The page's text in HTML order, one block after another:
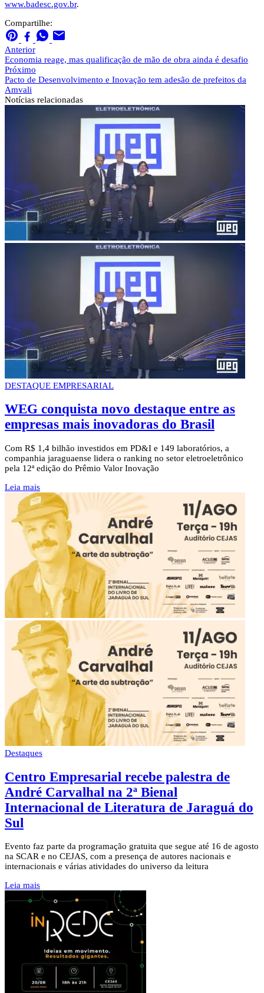
www.badesc.gov.br.
Compartilhe:
Anterior
Economia reage, mas qualificação de mão de obra ainda é desafio
Próximo
Pacto de Desenvolvimento e Inovação tem adesão de prefeitos da
Amvali
Notícias relacionadas
DESTAQUE EMPRESARIAL
WEG conquista novo destaque entre as
empresas mais inovadoras do Brasil
Com R$ 1,4 bilhão investidos em PD&I e 149 laboratórios, a
companhia jaraguaense lidera o ranking no setor eletroeletrônico
pela 12ª edição do Prêmio Valor Inovação
Leia mais
Destaques
Centro Empresarial recebe palestra de
André Carvalhal na 2ª Bienal
Internacional de Literatura de Jaraguá do
Sul
Evento faz parte da programação gratuita que segue até 16 de agosto
na SCAR e no CEJAS, com a presença de autores nacionais e
internacionais e várias atividades do universo da leitura
Leia mais